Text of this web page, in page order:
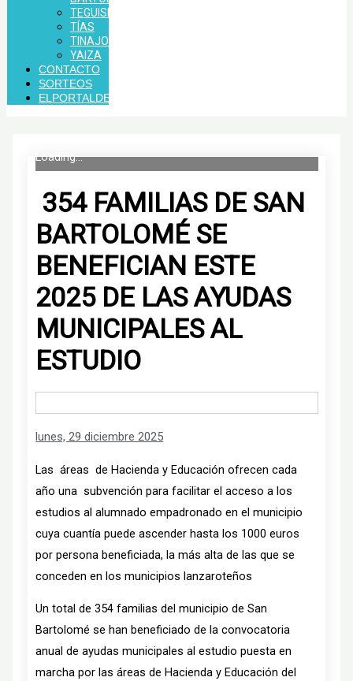
TEGUISE
TÍAS
TINAJO
YAIZA
CONTACTO
SORTEOS
ELPORTALDELANZAROTE.COM
Loading...
354 FAMILIAS DE SAN
BARTOLOMÉ SE
BENEFICIAN ESTE
2025 DE LAS AYUDAS
MUNICIPALES AL
ESTUDIO
lunes, 29 diciembre 2025
Las áreas de Hacienda y Educación ofrecen cada
año una subvención para facilitar el acceso a los
estudios al alumnado empadronado en el municipio
cuya cuantía puede ascender hasta los 1000 euros
por persona beneficiada, la más alta de las que se
conceden en los municipios lanzaroteños
Un total de 354 familias del municipio de San
Bartolomé se han beneficiado de la convocatoria
anual de ayudas municipales al estudio puesta en
marcha por las áreas de Hacienda y Educación del